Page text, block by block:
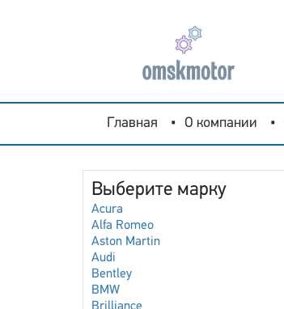
Главная О компании
Выберите марку
Acura
Alfa Romeo
Aston Martin
Audi
Bentley
BMW